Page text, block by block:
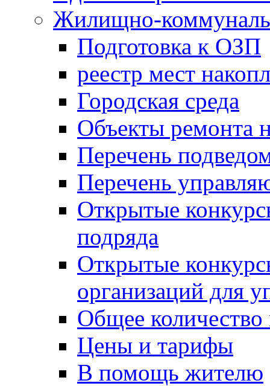
Жилищно-
Подготовка к ОЗП
реестр мест
Городская среда
Объекты ремонта
Перечень
Перечень
Открытые
подряда
Открытые
организаций для
Общее
Цены и тарифы
В помощь жителю